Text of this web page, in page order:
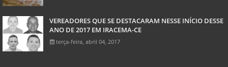
VEREADORES QUE SE DESTACARAM NESSE INÍCIO DESSE
ANO DE 2017 EM IRACEMA-CE
terça-feira, abril 04, 2017